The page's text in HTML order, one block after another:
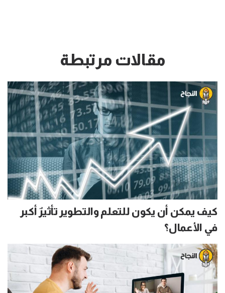
مقالات مرتبطة
كيف يمكن أن يكون للتعلم والتطوير تأثيرٌ أكبر
في الأعمال؟